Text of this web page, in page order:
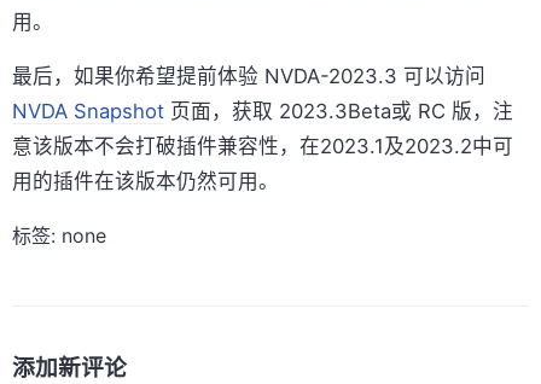
用。
最后，如果你希望提前体验 NVDA-2023.3 可以访问
NVDA Snapshot 页面，获取 2023.3Beta或 RC 版，注
意该版本不会打破插件兼容性，在2023.1及2023.2中可
用的插件在该版本仍然可用。
标签: none
添加新评论